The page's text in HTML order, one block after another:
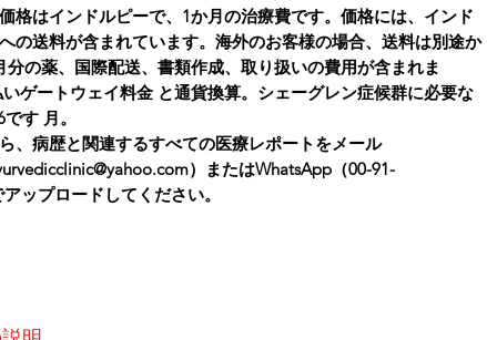
格はインドルピーで、1か月の治療費です。価格には、インド
の送料が含まれています。海外のお客様の場合、送料は別途か
分の薬、国際配送、書類作成、取り扱いの費用が含まれま
ゲートウェイ料金 と通貨換算。シェーグレン症候群に必要な
す 月。
、病歴と関連するすべての医療レポートをメール
）またはWhatsApp（00-91-
ップロードしてください。